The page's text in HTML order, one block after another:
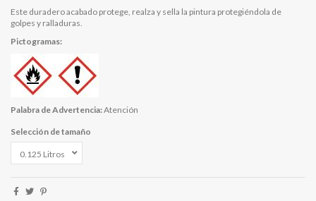
Este duradero acabado protege, realza y sella la pintura protegiéndola de
golpes y ralladuras.
Pictogramas:
Palabra de Advertencia:Atención
Selección de tamaño